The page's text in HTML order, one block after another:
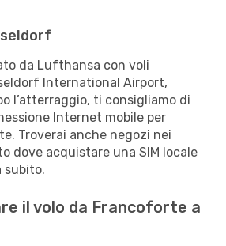
da Lufthansa con voli
International Airport,
l’atterraggio, ti consigliamo di
Internet mobile per
Troverai anche negozi nei
dove acquistare una SIM locale
subito.
il volo da Francoforte a